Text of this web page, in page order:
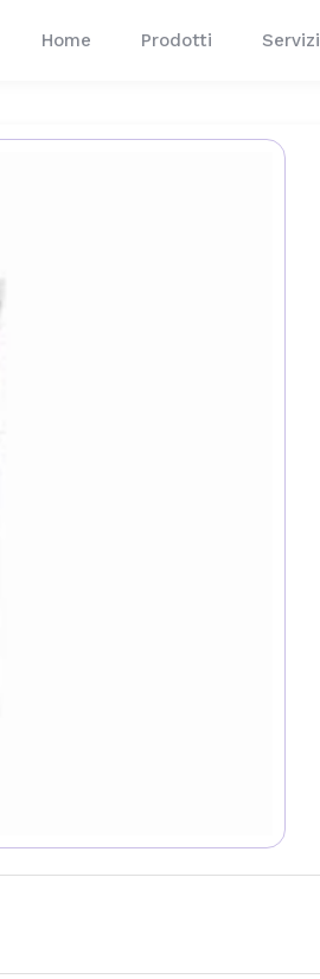
Home Prodotti Servizi